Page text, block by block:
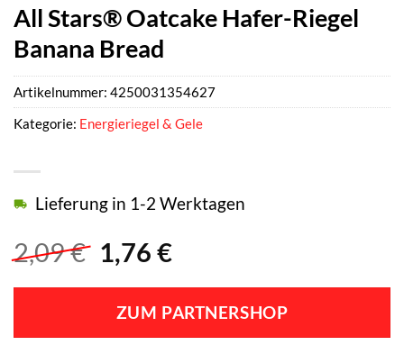
All Stars® Oatcake Hafer-Riegel
Banana Bread
2,09€ Ursprünglicher
war:
2,09 €
1,76 €Aktueller
ist:
1,76 €.
Lieferung in 1-2 Werktagen
ZUM PARTNERSHOP
Artikelnummer: 4250031354627
Kategorie: Energieriegel & Gele